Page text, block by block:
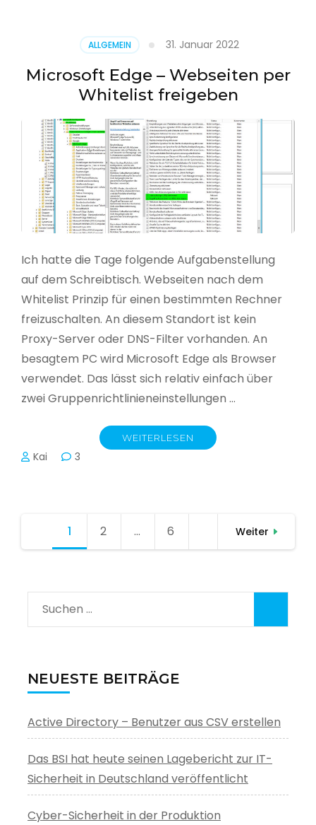
(UPN)
im
Active
Directory
ALLGEMEIN 31. Januar 2022
Microsoft Edge – Webseiten per
Whitelist freigeben
Ich hatte die Tage folgende Aufgabenstellung
auf dem Schreibtisch. Webseiten nach dem
Whitelist Prinzip für einen bestimmten Rechner
freizuschalten. An diesem Standort ist kein
Proxy-Server oder DNS-Filter vorhanden. An
besagtem PC wird Microsoft Edge als Browser
verwendet. Das lässt sich relativ einfach über
zwei Gruppenrichtlinieneinstellungen …
WEITERLESEN
Kai 3
Seitennummerierung
1 Seite
2 … Seite
6 Weiter
Suchen
nach:
NEUESTE BEITRÄGE
Active Directory – Benutzer aus CSV erstellen
Das BSI hat heute seinen Lagebericht zur IT-
Sicherheit in Deutschland veröffentlicht
Cyber-Sicherheit in der Produktion